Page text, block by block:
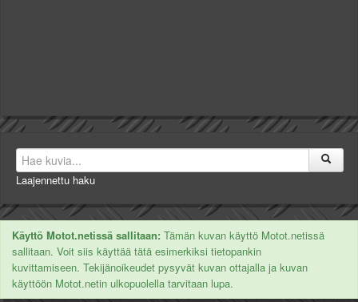
Laajennettu haku
Käyttö Motot.netissä sallitaan: Tämän kuvan käyttö Motot.netissä
sallitaan. Voit siis käyttää tätä esimerkiksi tietopankin
kuvittamiseen. Tekijänoikeudet pysyvät kuvan ottajalla ja kuvan
käyttöön Motot.netin ulkopuolella tarvitaan lupa.